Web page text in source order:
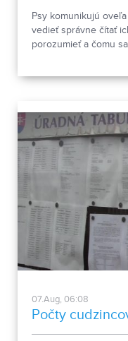
Psy komunikujú
vedieť správne čítať
porozumieť a čomu
07.Aug, 06:08
Počty